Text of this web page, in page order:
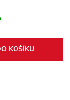
KOŠÍKU